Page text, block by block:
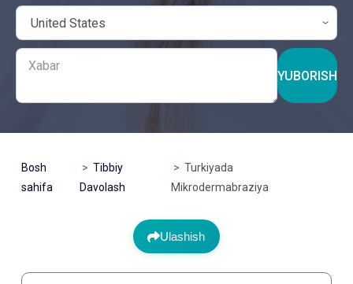
YUBORISH
Bosh
sahifa
Tibbiy
Davolash
Turkiyada
Mikrodermabraziya
Ulashish